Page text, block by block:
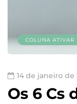
COLUNA ATIVAR
14 de janeiro de
Os 6 Cs